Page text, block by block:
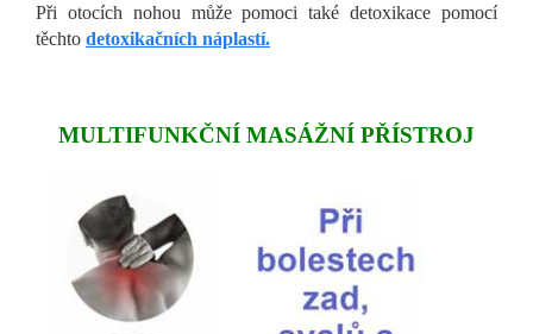
Při otocích nohou může pomoci také detoxikace pomocí
těchto detoxikačních náplastí.
MULTIFUNKČNÍ MASÁŽNÍ PŘÍSTROJ